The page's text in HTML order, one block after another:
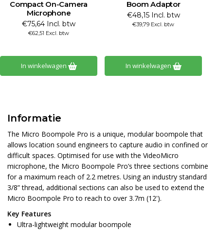
Compact On-Camera
Microphone
€75,64 Incl. btw
€62,51 Excl. btw
In winkelwagen
Boom Adaptor
€48,15 Incl. btw
€39,79 Excl. btw
In winkelwagen
Informatie
The Micro Boompole Pro is a unique, modular boompole that
allows location sound engineers to capture audio in confined or
difficult spaces. Optimised for use with the VideoMicro
microphone, the Micro Boompole Pro’s three sections combine
for a maximum reach of 2.2 metres. Using an industry standard
3/8” thread, additional sections can also be used to extend the
Micro Boompole Pro to reach to over 3.7m (12').
Key Features
Ultra-lightweight modular boompole